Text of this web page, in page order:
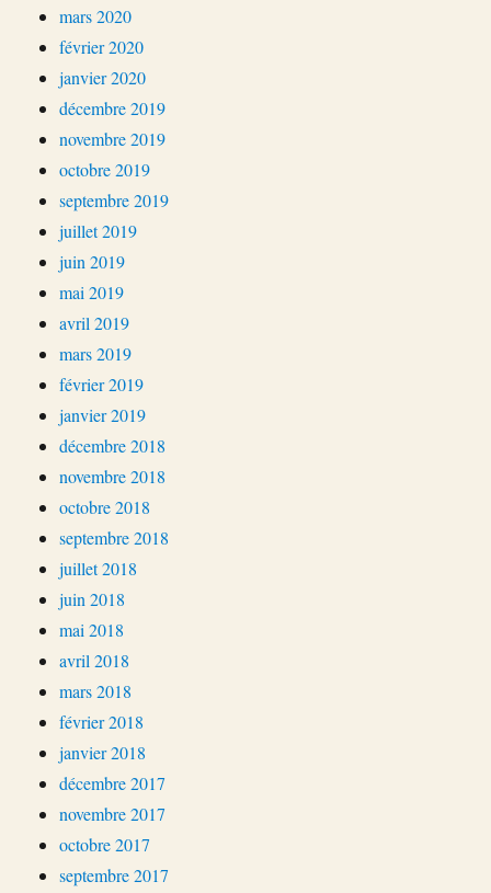
mars 2020
février 2020
janvier 2020
décembre 2019
novembre 2019
octobre 2019
septembre 2019
juillet 2019
juin 2019
mai 2019
avril 2019
mars 2019
février 2019
janvier 2019
décembre 2018
novembre 2018
octobre 2018
septembre 2018
juillet 2018
juin 2018
mai 2018
avril 2018
mars 2018
février 2018
janvier 2018
décembre 2017
novembre 2017
octobre 2017
septembre 2017